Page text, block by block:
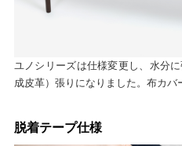
ユノシリーズは仕様変更し、水分
成皮革）張りになりました。布カバ
脱着テープ仕様